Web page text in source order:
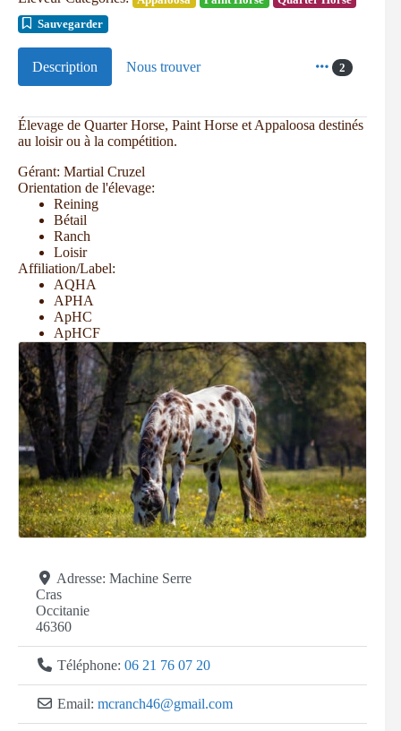
Sauvegarder
Description Nous trouver 2
Élevage de Quarter Horse, Paint Horse et Appaloosa destinés
au loisir ou à la compétition.
Gérant: Martial Cruzel
Orientation de l'élevage:
Reining
Bétail
Ranch
Loisir
Affiliation/Label:
AQHA
APHA
ApHC
ApHCF
Adresse: Machine Serre
Cras
Occitanie
46360
Téléphone: 06 21 76 07 20
Email: mcranch46@gmail.com